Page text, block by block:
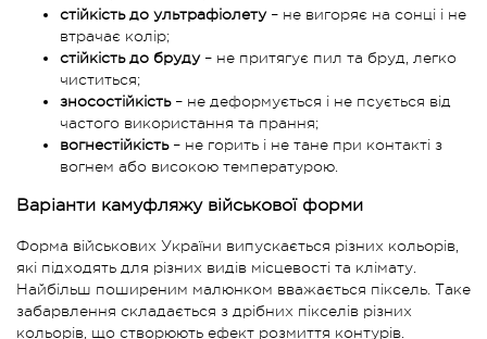
стійкість до ультрафіолету– не вигоряє на сонці і не
втрачає колір;
стійкість до бруду– не притягує пил та бруд, легко
чиститься;
зносостійкість– не деформується і не псується від
частого використання та прання;
вогнестійкість – не горить і не тане при контакті з
вогнем або високою температурою.
Варіанти камуфляжу військової форми
Форма військових України випускається різних кольорів,
які підходять для різних видів місцевості та клімату.
Найбільш поширеним малюнком вважається піксель. Таке
забарвлення складається з дрібних пікселів різних
кольорів, що створюють ефект розмиття контурів.